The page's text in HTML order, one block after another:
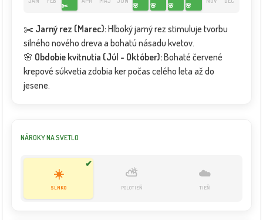
✂️
🌸
🌸
🌸
🌸
✂️ Jarný rez (Marec):Hlboký jarný rez stimuluje tvorbu
silného nového dreva a bohatú násadu kvetov.
🌸 Obdobie kvitnutia (Júl - Október):Bohaté červené
krepové súkvetia zdobia ker počas celého leta až do
jesene.
NÁROKY NA SVETLO
✔
☀️
SLNKO
⛅
POLOTIEŇ
☁️
TIEŇ